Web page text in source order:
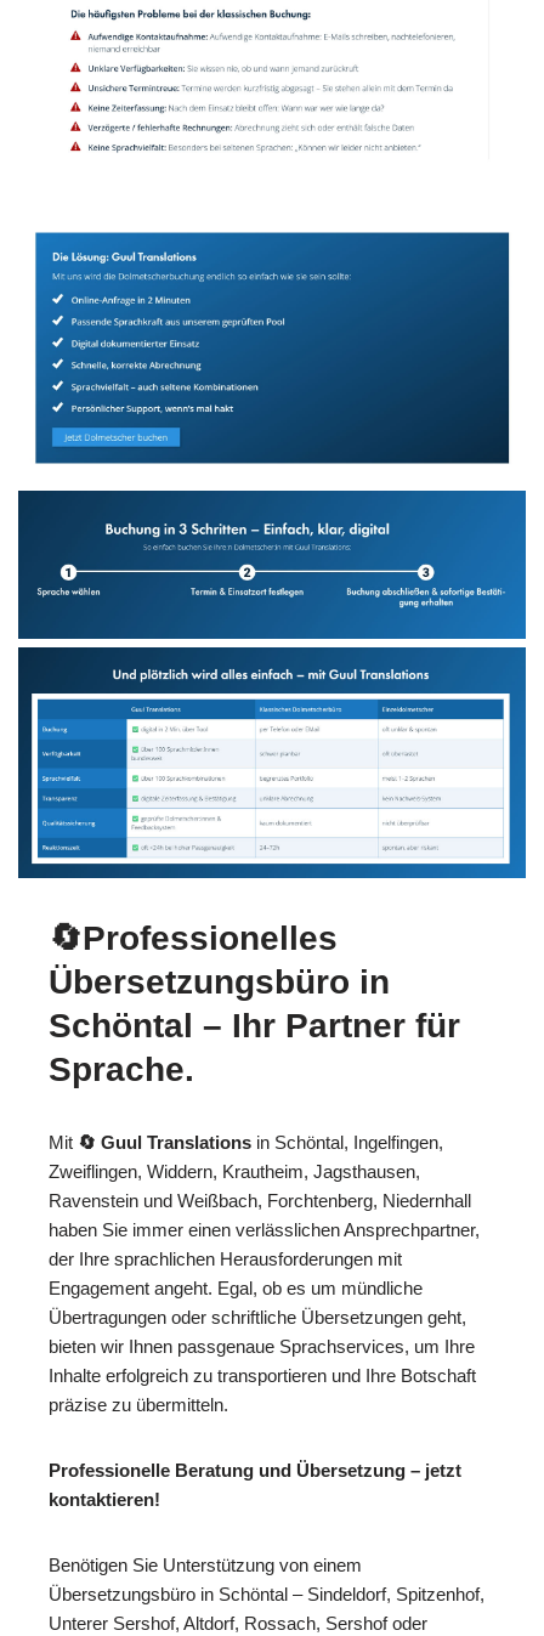
🔄Professionelles
Übersetzungsbüro in
Schöntal – Ihr Partner für
Sprache.
Mit 🔄 Guul Translations in Schöntal, Ingelfingen,
Zweiflingen, Widdern, Krautheim, Jagsthausen,
Ravenstein und Weißbach, Forchtenberg, Niedernhall
haben Sie immer einen verlässlichen Ansprechpartner,
der Ihre sprachlichen Herausforderungen mit
Engagement angeht. Egal, ob es um mündliche
Übertragungen oder schriftliche Übersetzungen geht,
bieten wir Ihnen passgenaue Sprachservices, um Ihre
Inhalte erfolgreich zu transportieren und Ihre Botschaft
präzise zu übermitteln.
Professionelle Beratung und Übersetzung – jetzt
kontaktieren!
Benötigen Sie Unterstützung von einem
Übersetzungsbüro in Schöntal – Sindeldorf, Spitzenhof,
Unterer Sershof, Altdorf, Rossach, Sershof oder